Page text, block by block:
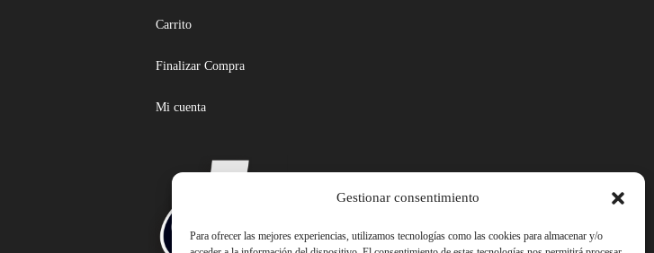
Gestionar consentimiento
Para ofrecer las mejores experiencias, utilizamos tecnologías como las cookies para almacenar y/o
Carrito
Finalizar Compra
Mi cuenta